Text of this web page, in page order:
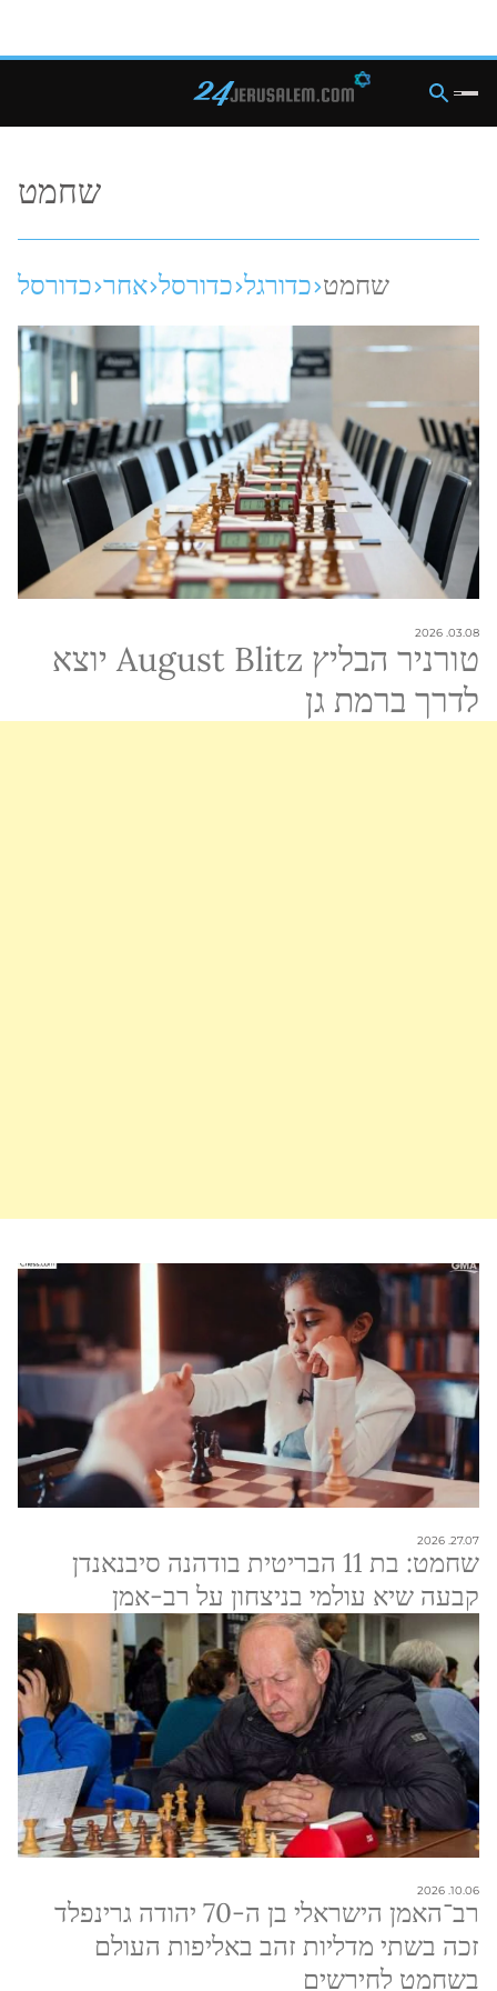
שחמט
שחמט כדורגל כדורסל אחר כדורסל
03.08. 2026
טורניר הבליץ August Blitz יוצא
לדרך ברמת גן
27.07. 2026
שחמט: בת 11 הבריטית בודהנה סיבנאנדן
קבעה שיא עולמי בניצחון על רב-אמן
10.06. 2026
רב־האמן הישראלי בן ה-70 יהודה גרינפלד
זכה בשתי מדליות זהב באליפות העולם
בשחמט לחירשים